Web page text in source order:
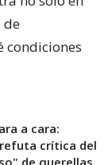
de
condiciones
a cara:
crítica del